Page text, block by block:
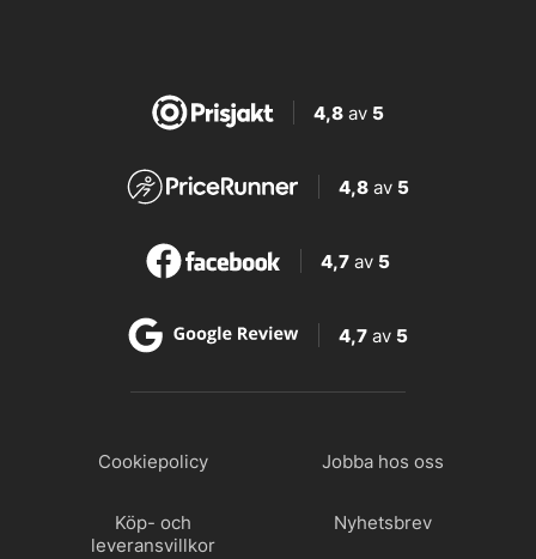
4,8av 5
4,8 av 5
4,7 av 5
4,7 av 5
Cookiepolicy Jobba hos oss
Köp- och
leveransvillkor
Nyhetsbrev